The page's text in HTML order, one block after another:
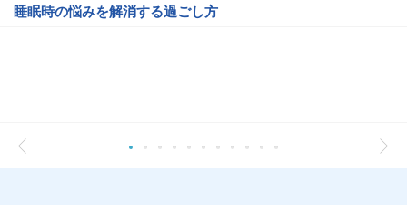
睡眠時の悩みを解消する過ごし方